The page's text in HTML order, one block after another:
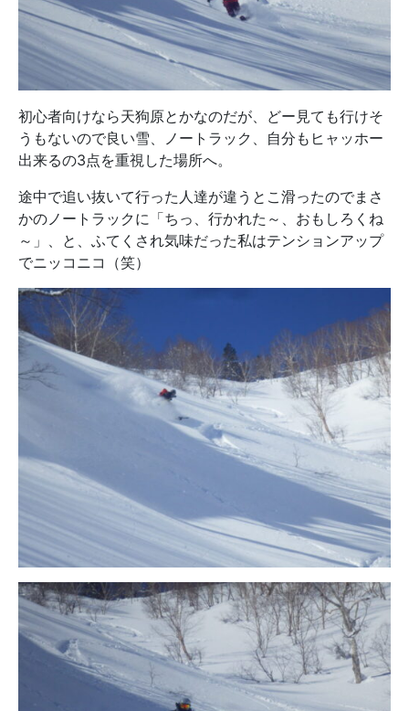
初心者向けなら天狗原とかなのだが、どー見ても行けそ
うもないので良い雪、ノートラック、自分もヒャッホー
出来るの3点を重視した場所へ。
途中で追い抜いて行った人達が違うとこ滑ったのでまさ
かのノートラックに「ちっ、行かれた～、おもしろくね
～」、と、ふてくされ気味だった私はテンションアップ
でニッコニコ（笑）